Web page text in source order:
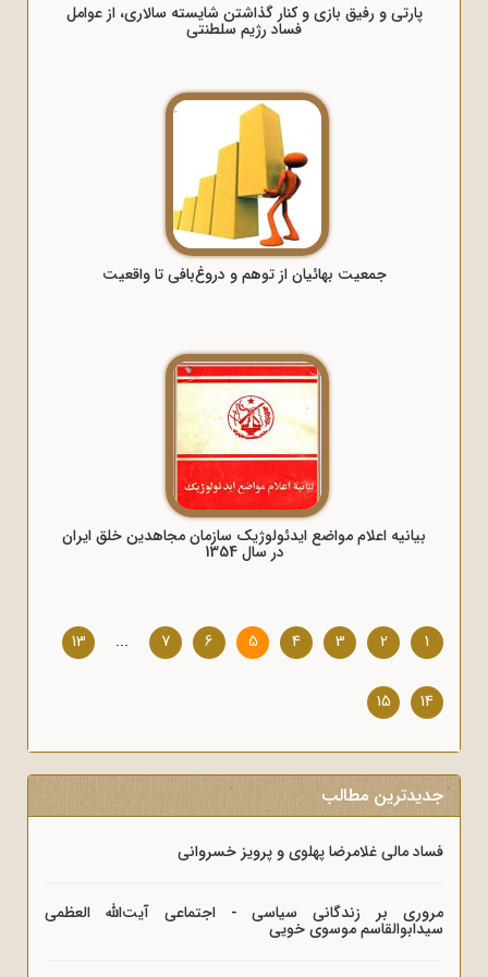
پارتی و رفیق بازی و کنار گذاشتن شایسته سالاری، از عوامل
فساد رژیم سلطنتی
جمعیت بهائیان از توهم و دروغ‌بافی تا واقعیت
بیانیه اعلام مواضع ایدئولوژیک سازمان مجاهدین خلق ایران
در سال 1354
1
2
3
4
5
6
7
...
13
14
15
جدیدترین مطالب
فساد مالی غلامرضا پهلوی و پرویز خسروانی
مروری بر زندگانی سیاسی - اجتماعی آیت‌الله العظمی
سیدابوالقاسم موسوی خویی